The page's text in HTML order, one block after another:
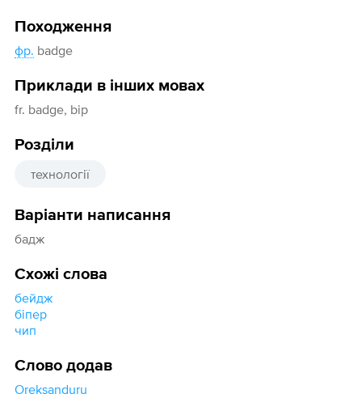
Походження
фр. badge
Приклади в інших мовах
fr. badge, bip
Розділи
технології
Варіанти написання
бадж
Схожі слова
бейдж
біпер
чип
Слово додав
Oreksanduru